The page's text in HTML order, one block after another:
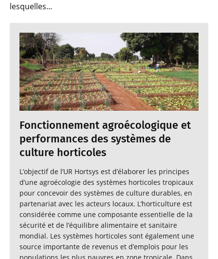
lesquelles...
Fonctionnement agroécologique et
performances des systèmes de
culture horticoles
L’objectif de l’UR Hortsys est d’élaborer les principes
d’une agroécologie des systèmes horticoles tropicaux
pour concevoir des systèmes de culture durables, en
partenariat avec les acteurs locaux. L’horticulture est
considérée comme une composante essentielle de la
sécurité et de l’équilibre alimentaire et sanitaire
mondial. Les systèmes horticoles sont également une
source importante de revenus et d’emplois pour les